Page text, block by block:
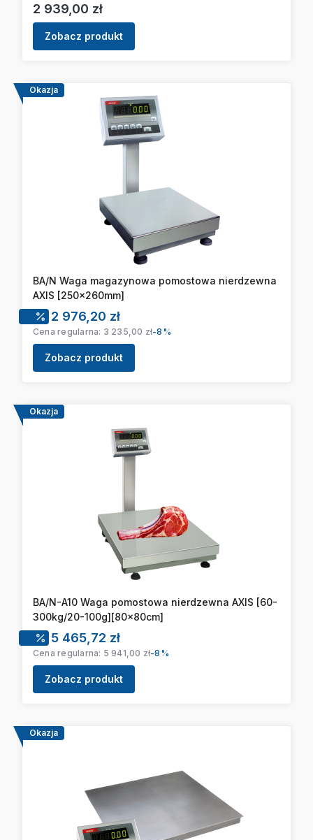
Cena
2 939,00 zł
Zobacz produkt
Okazja
BA/N Waga magazynowa pomostowa nierdzewna
AXIS [250x260mm]
Cena promocyjna
2 976,20 zł
Cena regularna: 3 235,00 zł-8%
Zobacz produkt
Okazja
BA/N-A10 Waga pomostowa nierdzewna AXIS [60-
300kg/20-100g][80x80cm]
Cena promocyjna
5 465,72 zł
Cena regularna: 5 941,00 zł-8%
Zobacz produkt
Okazja